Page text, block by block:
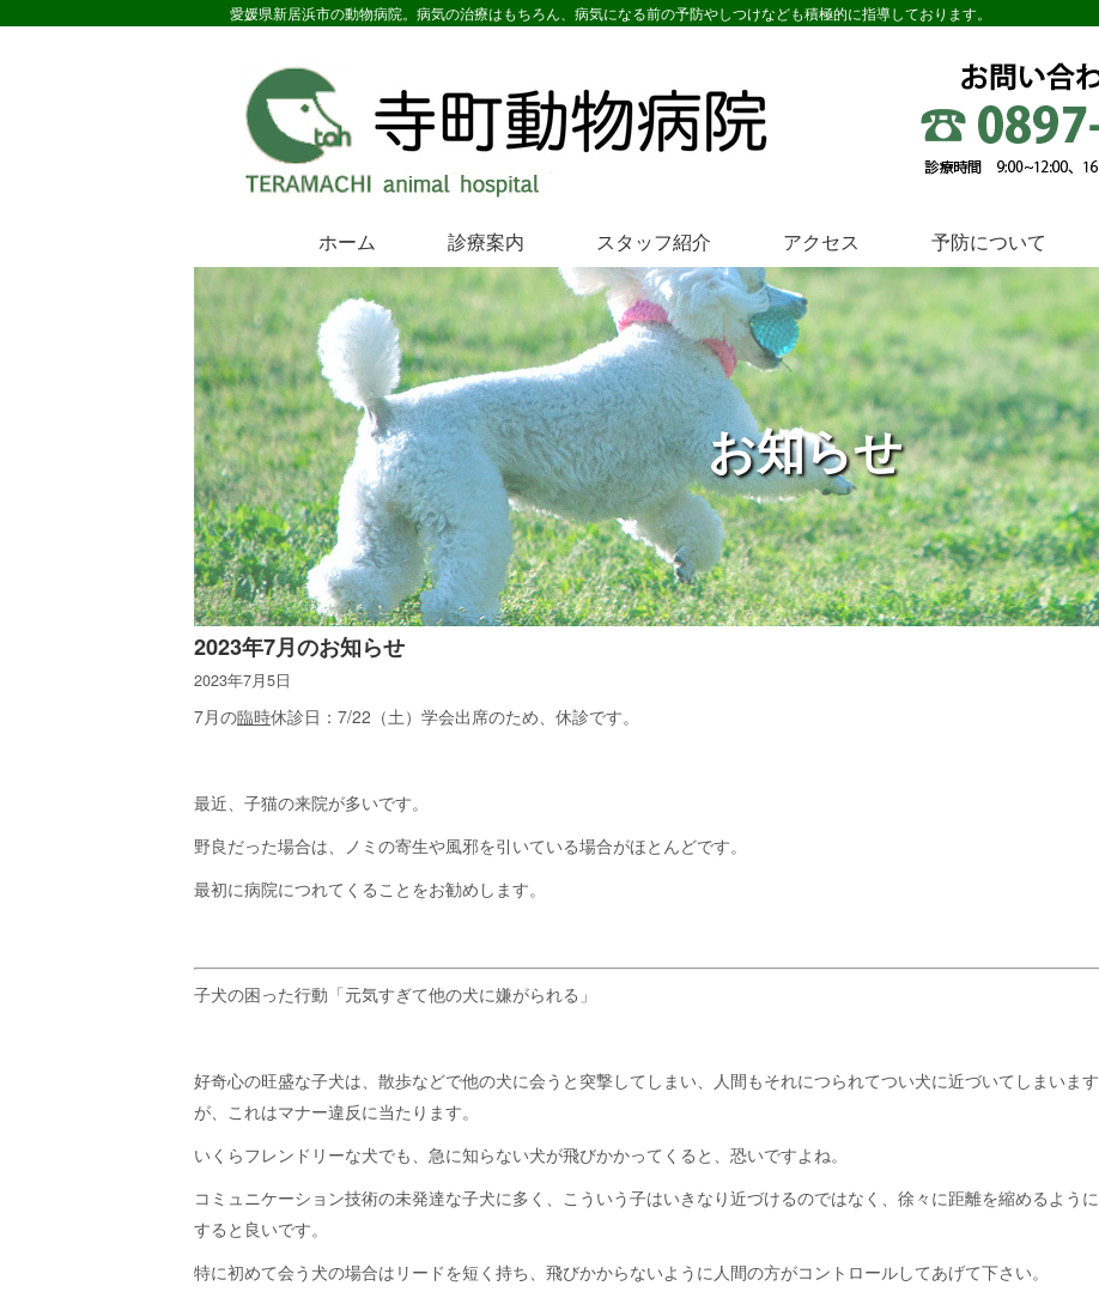
愛媛県新居浜市の動物病院。病気の治療はもちろん、病気になる前の予防やしつけなども積極的に指導しております。
ホーム 診療案内 スタッフ紹介 アクセス 予防について
お知らせ
2023年7月のお知らせ
2023年7月5日
7月の臨時休診日：7/22（土）学会出席のため、休診です。
最近、子猫の来院が多いです。
野良だった場合は、ノミの寄生や風邪を引いている場合がほとんどです。
最初に病院につれてくることをお勧めします。
子犬の困った行動「元気すぎて他の犬に嫌がられる」
好奇心の旺盛な子犬は、散歩などで他の犬に会うと突撃してしまい、人間もそれにつられてつい犬に近づいてしまいます
が、これはマナー違反に当たります。
いくらフレンドリーな犬でも、急に知らない犬が飛びかかってくると、恐いですよね。
コミュニケーション技術の未発達な子犬に多く、こういう子はいきなり近づけるのではなく、徐々に距離を縮めるように
すると良いです。
特に初めて会う犬の場合はリードを短く持ち、飛びかからないように人間の方がコントロールしてあげて下さい。